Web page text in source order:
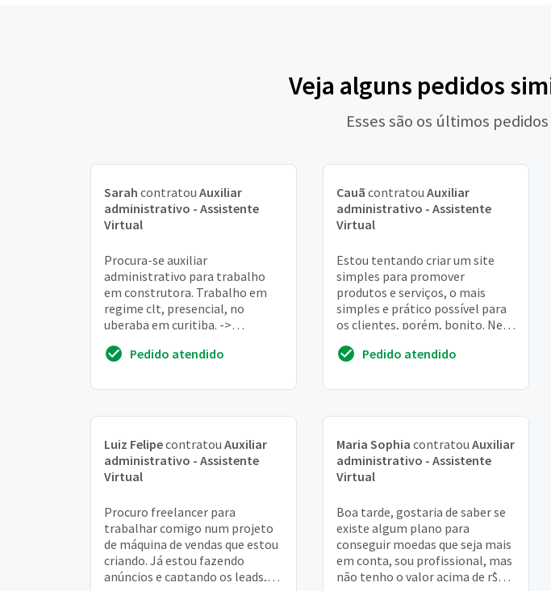
Veja alguns pedidos
Esses são os últimos
Sarah contratou Auxiliar
administrativo - Assistente
Virtual
Procura-se auxiliar
administrativo para trabalho
em construtora. Trabalho em
regime clt, presencial, no
uberaba em curitiba. ->
interna; -> organização de
Pedido atendido
Cauã contratou Auxiliar
administrativo - Assistente
Virtual
Estou tentando criar um site
simples para promover
produtos e serviços, o mais
simples e prático possível para
os clientes, porém, bonito. Nem
área de desenh...
Pedido atendido
Luiz Felipecontratou Auxiliar
administrativo - Assistente
Virtual
Procuro freelancer para
trabalhar comigo num projeto
de máquina de vendas que estou
criando. Já estou fazendo
anúncios e captando os leads,
Maria Sophia contratou Auxiliar
administrativo - Assistente
Virtual
Boa tarde, gostaria de saber se
existe algum plano para
conseguir moedas que seja mais
em conta, sou profissional, mas
não tenho o valor acima de r$